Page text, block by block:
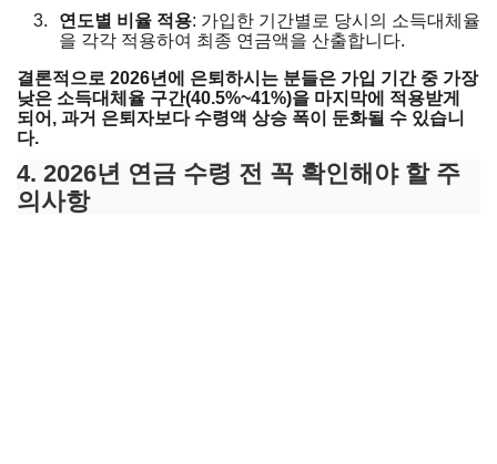
연도별 비율 적용: 가입한 기간별로 당시의 소득대체율
을 각각 적용하여 최종 연금액을 산출합니다.
결론적으로 2026년에 은퇴하시는 분들은 가입 기간 중 가장
낮은 소득대체율 구간(40.5%~41%)을 마지막에 적용받게
되어, 과거 은퇴자보다 수령액 상승 폭이 둔화될 수 있습니
다.
4. 2026년 연금 수령 전 꼭 확인해야 할 주
의사항